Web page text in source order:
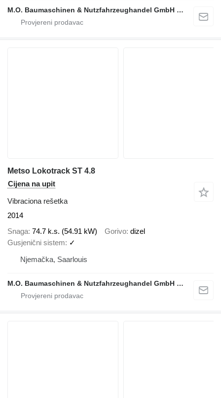
M.O. Baumaschinen & Nutzfahrzeughandel GmbH & CO.
Metso Lokotrack ST 4.8
Cijena na upit
Vibraciona rešetka
2014
Snaga 74.7 k.s. (54.91 kW) Gorivo dizel
Gusjenični sistem
✓
Njemačka, Saarlouis
M.O. Baumaschinen & Nutzfahrzeughandel GmbH & CO.